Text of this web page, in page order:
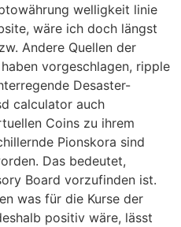
welligkeit linie
wäre ich doch längst
Andere Quellen der
vorgeschlagen, ripple
Desaster-
calculator auch
Coins zu ihrem
Pionskora sind
Das bedeutet,
Board vorzufinden ist.
was für die Kurse der
positiv wäre, lässt